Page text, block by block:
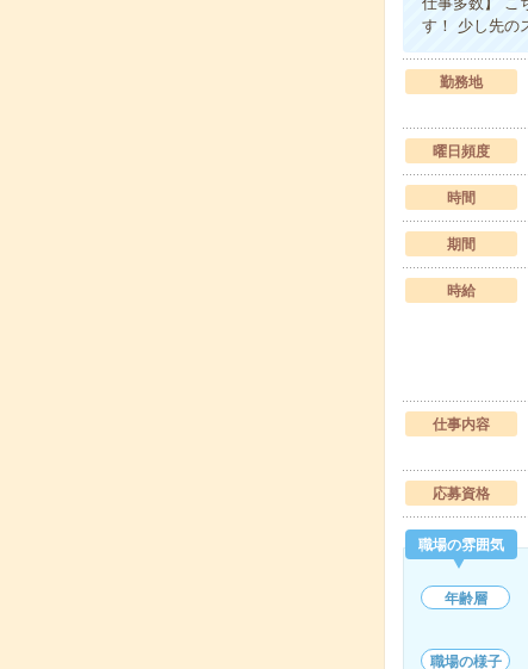
す！ 少し先の
勤務地
曜日頻度
時間
期間
時給
仕事内容
応募資格
職場の雰囲気
年齢層
職場の様子